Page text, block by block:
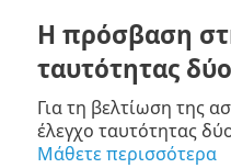
Η πρόσβαση
ταυτότητας
Για τη βελτίωση της
έλεγχο ταυτότητας
Μάθετε περισσότερα